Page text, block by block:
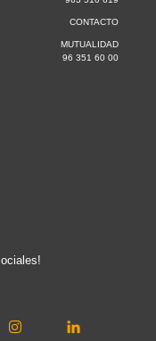
CONTACTO
MUTUALIDAD
96 351 60 00